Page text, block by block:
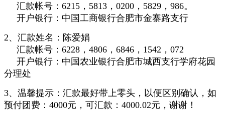
汇款帐号： 6215，5813，0200，5829，986。
开户银行：中国工商银行合肥市金寨路支行
2、汇款姓名：陈爱娟
汇款帐号：6228，4806，6846，1542，072
开户银行：中国农业银行合肥市城西支行学府花园
分理处
3、温馨提示：汇款最好带上零头，以便区别确认，如
预付团费：4000元，可汇款：4000.02元，谢谢！